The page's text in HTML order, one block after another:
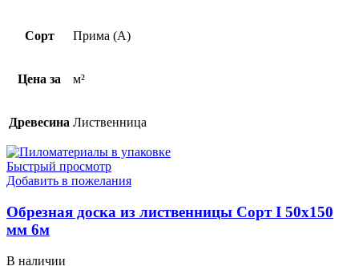
Сорт Прима (А)
Цена за м²
Древесина Лиственница
Быстрый просмотр
Добавить в пожелания
Обрезная доска из лиственницы Сорт I 50х150
мм 6м
В наличии